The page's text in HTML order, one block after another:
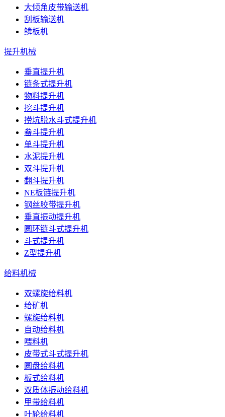
大倾角皮带输送机
刮板输送机
鳞板机
提升机械
垂直提升机
链条式提升机
物料提升机
挖斗提升机
捞坑脱水斗式提升机
畚斗提升机
单斗提升机
水泥提升机
双斗提升机
翻斗提升机
NE板链提升机
钢丝胶带提升机
垂直振动提升机
圆环链斗式提升机
斗式提升机
Z型提升机
给料机械
双螺旋给料机
给矿机
螺旋给料机
自动给料机
喂料机
皮带式斗式提升机
圆盘给料机
板式给料机
双质体振动给料机
甲带给料机
叶轮给料机